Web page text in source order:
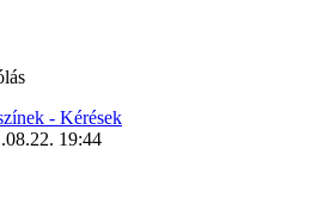
- Kérések
19:44